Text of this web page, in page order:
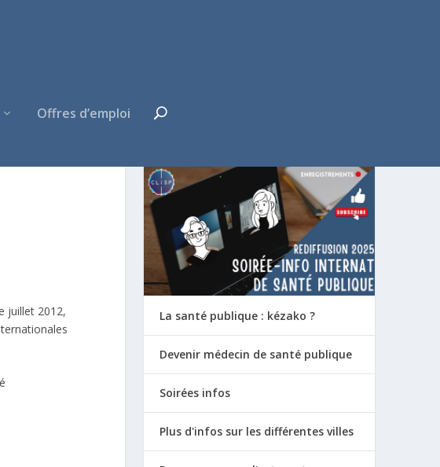
Offres d’emploi
juillet 2012,
La santé publique : kézako ?
Devenir médecin de santé publique
Soirées infos
Plus d'infos sur les différentes villes